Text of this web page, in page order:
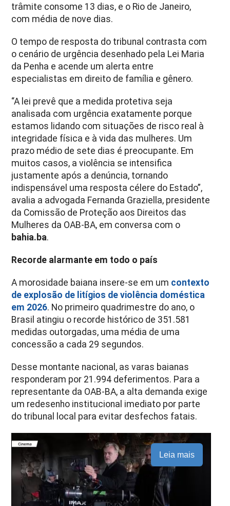
trâmite consome 13 dias, e o Rio de Janeiro,
com média de nove dias.
O tempo de resposta do tribunal contrasta com
o cenário de urgência desenhado pela Lei Maria
da Penha e acende um alerta entre
especialistas em direito de família e gênero.
“A lei prevê que a medida protetiva seja
analisada com urgência exatamente porque
estamos lidando com situações de risco real à
integridade física e à vida das mulheres. Um
prazo médio de sete dias é preocupante. Em
muitos casos, a violência se intensifica
justamente após a denúncia, tornando
indispensável uma resposta célere do Estado”,
avalia a advogada Fernanda Graziella, presidente
da Comissão de Proteção aos Direitos das
Mulheres da OAB-BA, em conversa com o
bahia.ba.
Recorde alarmante em todo o país
A morosidade baiana insere-se em um contexto
de explosão de litígios de violência doméstica
em 2026. No primeiro quadrimestre do ano, o
Brasil atingiu o recorde histórico de 351.581
medidas outorgadas, uma média de uma
concessão a cada 29 segundos.
Desse montante nacional, as varas baianas
responderam por 21.994 deferimentos. Para a
representante da OAB-BA, a alta demanda exige
um redesenho institucional imediato por parte
do tribunal local para evitar desfechos fatais.
Leia mais